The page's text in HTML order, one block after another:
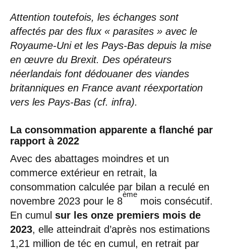
Attention toutefois, les échanges sont
affectés par des flux « parasites » avec le
Royaume-Uni et les Pays-Bas depuis la mise
en œuvre du Brexit. Des opérateurs
néerlandais font dédouaner des viandes
britanniques en France avant réexportation
vers les Pays-Bas (cf. infra).
La consommation apparente a flanché par
rapport à 2022
Avec des abattages moindres et un
commerce extérieur en retrait, la
consommation calculée par bilan a reculé en
novembre 2023 pour le 8
ème
mois consécutif.
En cumul sur les onze premiers mois de
2023, elle atteindrait d’après nos estimations
1,21 million de téc en cumul, en retrait par